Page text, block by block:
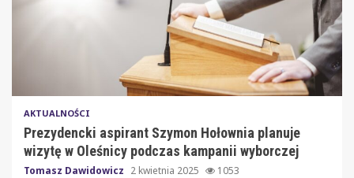
AKTUALNOŚCI
Prezydencki aspirant Szymon Hołownia planuje
wizytę w Oleśnicy podczas kampanii wyborczej
Tomasz Dawidowicz 2 kwietnia 2025 1053